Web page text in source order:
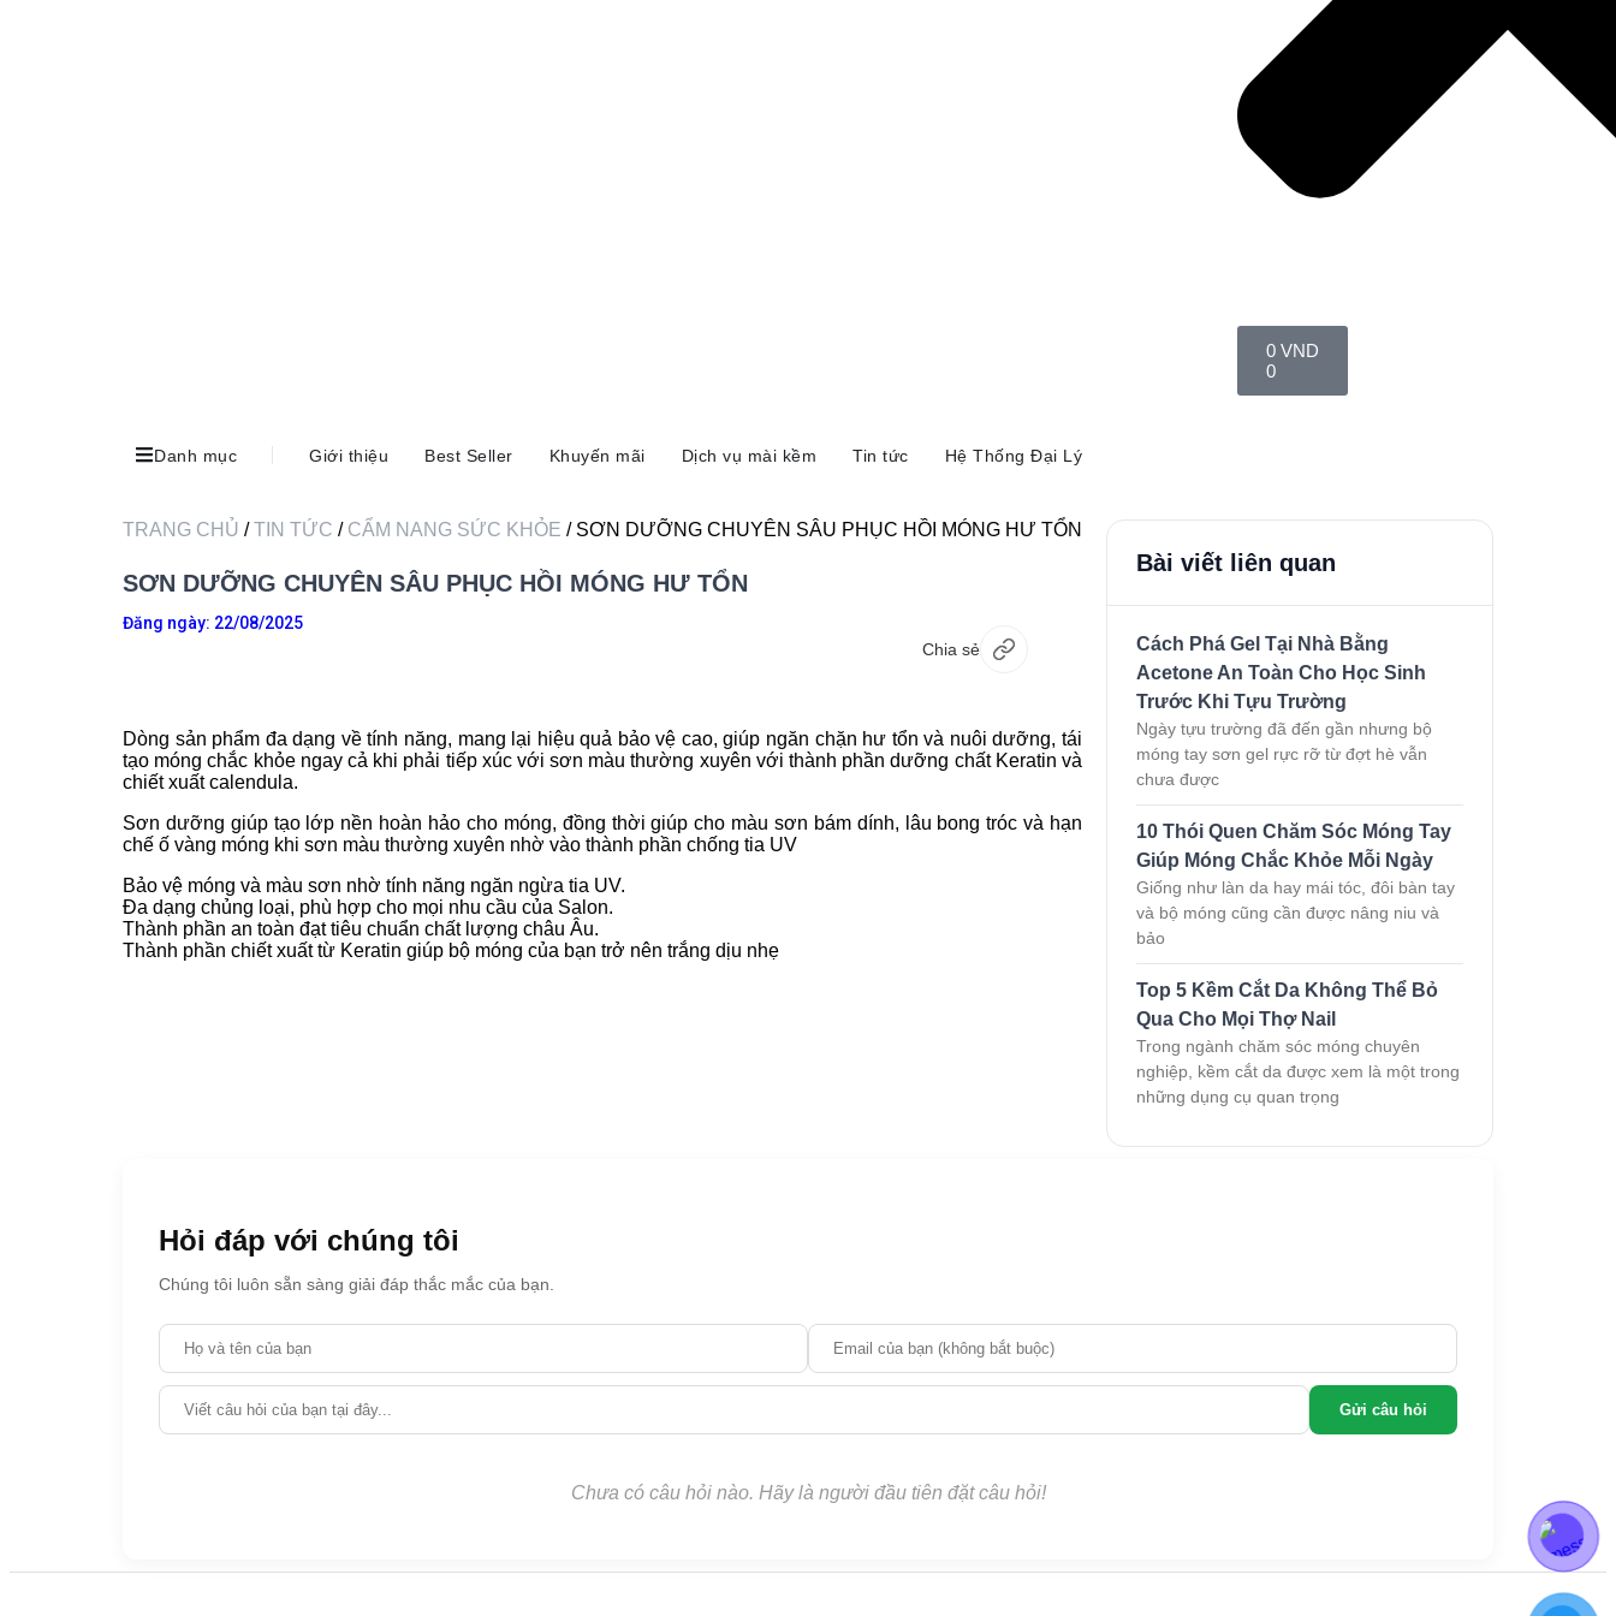
0VND
0
Danh mục Giới thiệu Best Seller Khuyến mãi Dịch vụ mài kềm Tin tức Hệ Thống Đại Lý
TRANG CHỦ /TIN TỨC / CẨM NANG SỨC KHỎE / SƠN DƯỠNG CHUYÊN SÂU PHỤC HỒI MÓNG HƯ TỔN
SƠN DƯỠNG CHUYÊN SÂU PHỤC HỒI MÓNG HƯ TỔN
Đăng ngày: 22/08/2025
Chia sẻ
Dòng sản phẩm đa dạng về tính năng, mang lại hiệu quả bảo vệ cao, giúp ngăn chặn hư tổn và nuôi dưỡng, tái
tạo móng chắc khỏe ngay cả khi phải tiếp xúc với sơn màu thường xuyên với thành phần dưỡng chất Keratin và
chiết xuất calendula.
Sơn dưỡng giúp tạo lớp nền hoàn hảo cho móng, đồng thời giúp cho màu sơn bám dính, lâu bong tróc và hạn
chế ố vàng móng khi sơn màu thường xuyên nhờ vào thành phần chống tia UV
Bảo vệ móng và màu sơn nhờ tính năng ngăn ngừa tia UV.
Đa dạng chủng loại, phù hợp cho mọi nhu cầu của Salon.
Thành phần an toàn đạt tiêu chuẩn chất lượng châu Âu.
Thành phần chiết xuất từ Keratin giúp bộ móng của bạn trở nên trắng dịu nhẹ
Bài viết liên quan
Cách Phá Gel Tại Nhà Bằng
Acetone An Toàn Cho Học Sinh
Trước Khi Tựu Trường
Ngày tựu trường đã đến gần nhưng bộ
móng tay sơn gel rực rỡ từ đợt hè vẫn
chưa được
10 Thói Quen Chăm Sóc Móng Tay
Giúp Móng Chắc Khỏe Mỗi Ngày
Giống như làn da hay mái tóc, đôi bàn tay
và bộ móng cũng cần được nâng niu và
bảo
Top 5 Kềm Cắt Da Không Thể Bỏ
Qua Cho Mọi Thợ Nail
Trong ngành chăm sóc móng chuyên
nghiệp, kềm cắt da được xem là một trong
những dụng cụ quan trọng
Hỏi đáp với chúng tôi
Chúng tôi luôn sẵn sàng giải đáp thắc mắc của bạn.
Gửi câu hỏi
Chưa có câu hỏi nào. Hãy là người đầu tiên đặt câu hỏi!